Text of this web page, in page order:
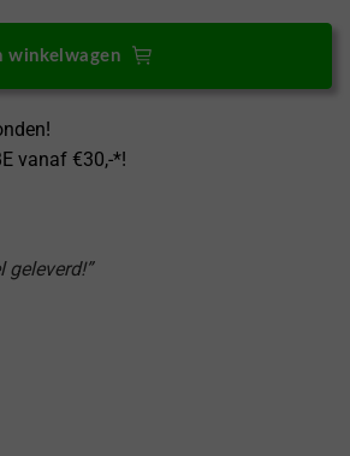
winkelwagen
vanaf €30,-*!
geleverd!”